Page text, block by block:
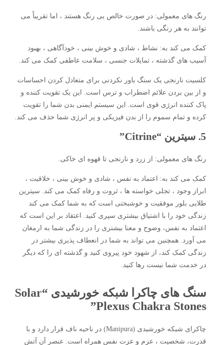
رنگ های معمولی: در صورت خالص بی رنگ هستند ، اما تقریباً می
توانند به هر رنگی باشند.
کمک می کند به: نشاط ، شادی و خوش بینی ، خودآگاهی ، بهبود
آسیب های گذشته ، تمایلات جنسی ، سلامت عاطفی کمک می کند.
کلسیت نارنجی یک سنگ باور نکردنی برای متعادل کردن احساسات
و از بین بردن علائم اضطراب و ترس است. این یک تقویت کننده و
پاک کننده انرژی قوی است. این سیستم ایمنی بدن شما را تقویت
کرده و تمام سموم را از بدن فیزیکی و پر انرژی شما حذف می کند.
5. سیترین “Citrine”
رنگ های معمولی: از زرد و نارنجی تا قهوه ای خاکی.
کمک می کند به: اعتماد به نفس ، شادی و خوش بینی ، خلاقیت ،
ابراز وجود ، تجلی خواسته ها ، ثروت و رفاه کمک می کند. سیترین
طلایی بلور موفقیت و خوشبختی است که به شما کمک می کند
زندگی خود را با اشتیاق بیشتری سپری کنید. اعتقاد بر این است که
اعتماد به نفس، وضوح و معنا بیشتری را در زندگی شما به ارمغان
می آورد. همچنین می تواند به شما در انعطاف پذیری بیشتر در
زندگی کمک کند، از شهود خود پیروی کنید و گذشته ای را که دیگر
در خدمت شما نیست رها کنید.
سنگ های چاکرا شبکه خورشیدی “Solar
Plexus Chakra Stones”
چاکرای شبکه خورشیدی (Manipura) در ناحیه ناف قرار دارد و با
قدرت، شخصیت ، عزم و عزت نفس همراه است. عنصر آن آتش